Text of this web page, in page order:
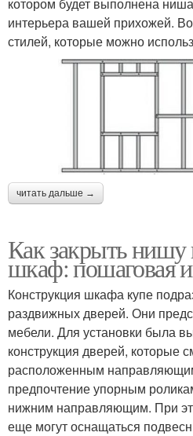
котором будет выполнена
интерьера вашей прихожей.
стилей, которые можно
читать дальше →
Как закрыть нишу
шкаф: пошаговая
Конструкция шкафа купе
раздвижных дверей. Они
мебели. Для установки была
конструкция дверей, которые
расположенным
предпочтение упорным
нижним направляющим. При
еще могут оснащаться